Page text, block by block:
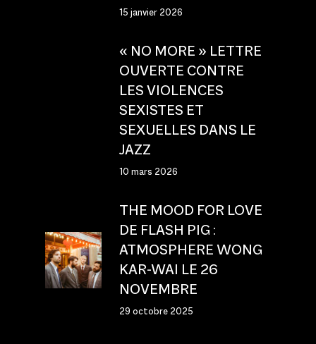
15 janvier 2026
« NO MORE » LETTRE
OUVERTE CONTRE
LES VIOLENCES
SEXISTES ET
SEXUELLES DANS LE
JAZZ
10 mars 2026
THE MOOD FOR LOVE
DE FLASH PIG :
ATMOSPHERE WONG
KAR-WAI LE 26
NOVEMBRE
29 octobre 2025